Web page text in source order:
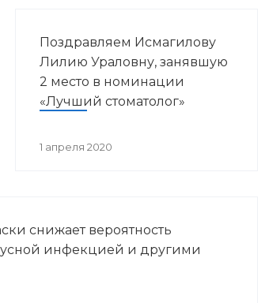
Поздравляем Исмагилову
Лилию Ураловну, занявшую
2 место в номинации
«Лучший стоматолог»
1 апреля 2020
снижает вероятность
инфекцией и другими